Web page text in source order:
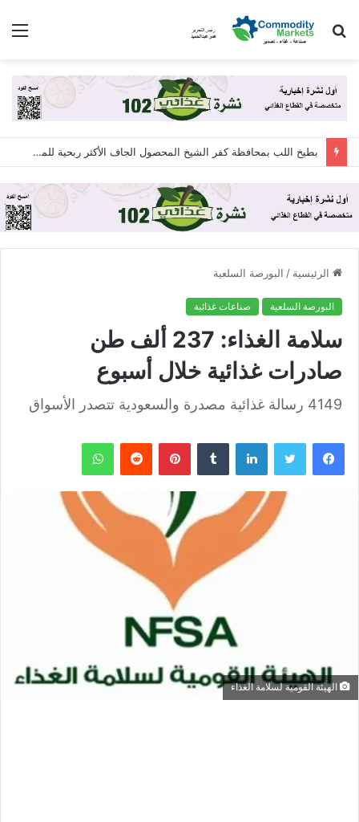
بحث
بطيخ اللب بمحافظة كفر الشيخ المحصول الجاف الأكثر ربحية للمزارعين ..الفدان ينتج طناً والأسعار تصل لـ 160 جنيهاً
الرئيسية / البورصة السلعية
البورصة السلعية صناعات غذائية
سلامة الغذاء: 237 ألف طن
صادرات غذائية خلال أسبوع
4149 رسالة غذائية مصدرة والسعودية تتصدر الأسواق
فيسبوك تويتر لينكدإن بينتيريست واتساب
الهيئة القومية لسلامة الغذاء